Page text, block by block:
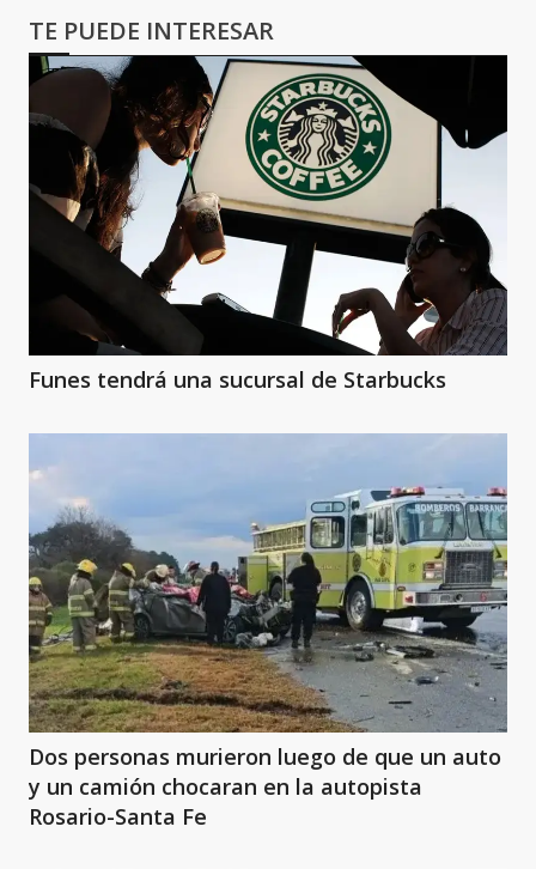
TE PUEDE INTERESAR
Funes tendrá una sucursal de Starbucks
Dos personas murieron luego de que un auto
y un camión chocaran en la autopista
Rosario-Santa Fe